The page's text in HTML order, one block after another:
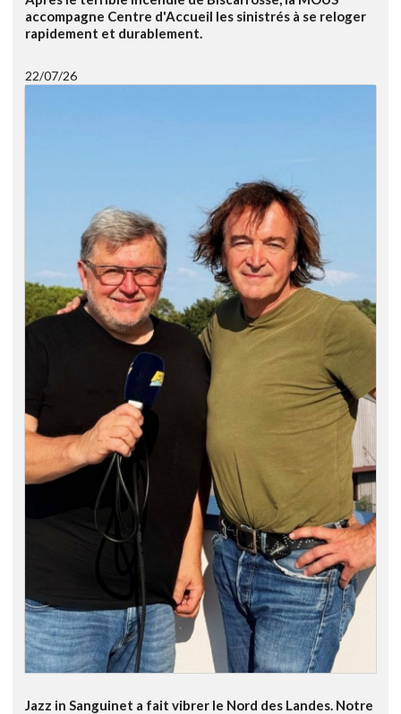
accompagne Centre d'Accueil les sinistrés à se reloger
rapidement et durablement.
22/07/26
Jazz in Sanguinet a fait vibrer le Nord des Landes. Notre